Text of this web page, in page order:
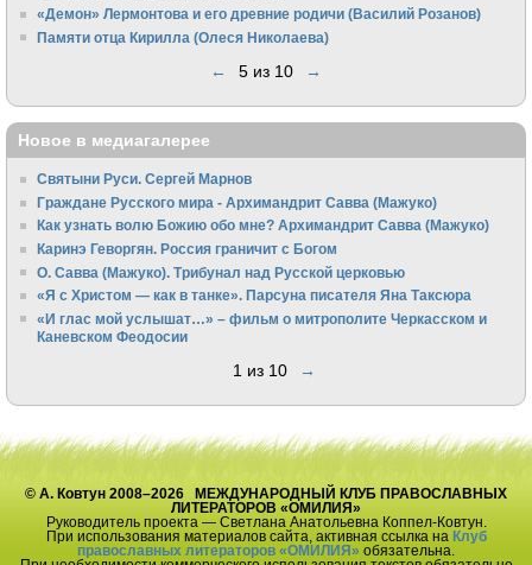
«Демон» Лермонтова и его древние родичи (Василий Розанов)
Памяти отца Кирилла (Олеся Николаева)
← 5 из 10 →
Новое в медиагалерее
Святыни Руси. Сергей Марнов
Граждане Русского мира - Архимандрит Савва (Мажуко)
Как узнать волю Божию обо мне? Архимандрит Савва (Мажуко)
Каринэ Геворгян. Россия граничит с Богом
О. Савва (Мажуко). Трибунал над Русской церковью
«Я с Христом — как в танке». Парсуна писателя Яна Таксюра
«И глас мой услышат…» – фильм о митрополите Черкасском и
Каневском Феодосии
1 из 10 →
© А. Ковтун 2008–2026 МЕЖДУНАРОДНЫЙ КЛУБ ПРАВОСЛАВНЫХ
ЛИТЕРАТОРОВ «ОМИЛИЯ»
Руководитель проекта — Светлана Анатольевна Коппел-Ковтун.
При использования материалов сайта, активная ссылка на Клуб
православных литераторов «ОМИЛИЯ» обязательна.